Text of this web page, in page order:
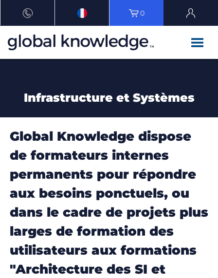
0
Infrastructure et Systèmes
Global Knowledge dispose
de formateurs internes
permanents pour répondre
aux besoins ponctuels, ou
dans le cadre de projets plus
larges de formation des
utilisateurs aux formations
"Architecture des SI et